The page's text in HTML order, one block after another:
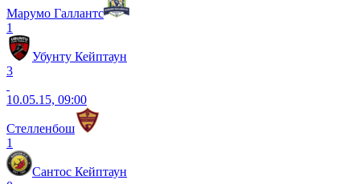
Марумо Галлантс
1
Убунту Кейптаун
3
10.05.15, 09:00
Стелленбош
1
Сантос Кейптаун